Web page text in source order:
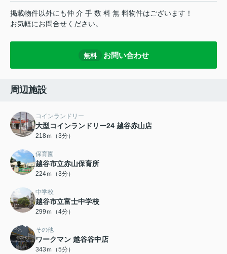
掲載物件以外にも仲 介 手 数 料 無 料物件はございます！
お気軽にお問合せください。
無料 お問い合わせ
周辺施設
コインランドリー
大型コインランドリー24 越谷赤山店
218ｍ（3分）
保育園
越谷市立赤山保育所
224ｍ（3分）
中学校
越谷市立富士中学校
299ｍ（4分）
その他
ワークマン 越谷谷中店
343ｍ（5分）